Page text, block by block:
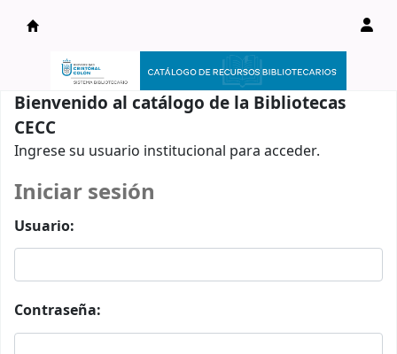
Catálogo en línea
Bienvenido al catálogo de la Bibliotecas
CECC
Ingrese su usuario institucional para acceder.
Iniciar sesión
Usuario:
Contraseña: